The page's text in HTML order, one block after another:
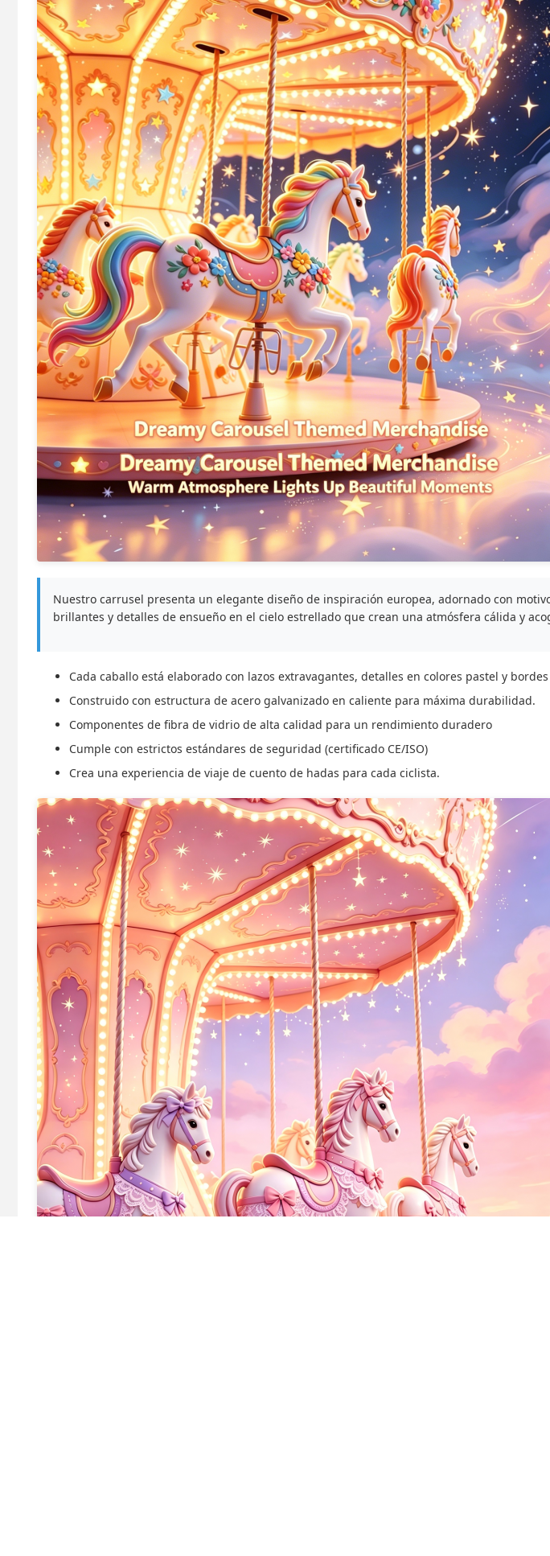
Nuestro carrusel presenta un elegante diseño de inspiración europea, adornado con
brillantes y detalles de ensueño en el cielo estrellado que crean una atmósfera cálida y
Cada caballo está elaborado con lazos extravagantes, detalles en colores pastel y
Construido con estructura de acero galvanizado en caliente para máxima durabilidad.
Componentes de fibra de vidrio de alta calidad para un rendimiento duradero
Cumple con estrictos estándares de seguridad (certificado CE/ISO)
Crea una experiencia de viaje de cuento de hadas para cada ciclista.